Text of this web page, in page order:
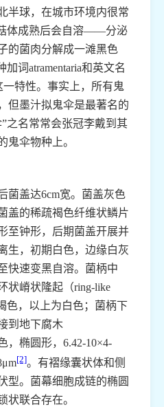
半球，在城市环境内很常
体成熟后会自溶——分泌
的菌肉分解成一滩黑色
词atramentaria和英文名
一特性。事实上，所有鬼
但墨汁拟鬼伞是最著名的
之名常常会张冠李戴到其
鬼伞物种上。
菌盖达6cm宽。菌盖灰色
盖的稀疏褐色纤维状鳞片
至钟形，后期菌盖开展并
生，初期白色，边缘白灰
快速变黑自溶。菌柄中
状嵴状隆起（ring-like
色，以上为白色；菌柄下
到地下腐木
，椭圆形，6.42-10×4-
[2]。有褶缘囊状体和侧
型。菌幕细胞成链的椭圆
状联合存在。